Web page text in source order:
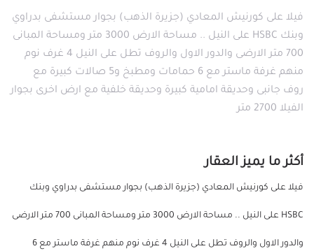
فيلا على كورنيش المعادي (جزيرة الذهب) بجوار مستشفى بدراوي
وبنك HSBC على النيل .. مساحة الارض 3000 متر ومساحة المبانى
700 متر الارضى والدور الاول والروف تطل على النيل 4 غرف نوم
منهم غرفة ماستر مع 6 حمامات ومطبخ و5 صالات كبيرة مع
روف جانبى وحديقة امامية كبيرة وحديقة خلفية مع ارض اخرى بجوار
الفيلا 2700 متر
أكثر ما يميز العقار
فيلا على كورنيش المعادي (جزيرة الذهب) بجوار مستشفى بدراوي وبنك
HSBC على النيل .. مساحة الارض 3000 متر ومساحة المبانى 700 متر الارضى
والدور الاول والروف تطل على النيل 4 غرف نوم منهم غرفة ماستر مع 6